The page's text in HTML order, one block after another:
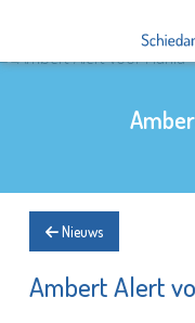
Nieuws
Ambert Alert